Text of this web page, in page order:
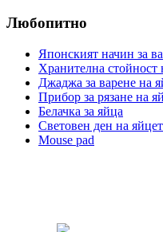
Любопитно
Японският начин за
Хранителна стойност
Джаджа за варене на
Прибор за рязане на
Белачка за яйца
Световен ден на
Mouse pad